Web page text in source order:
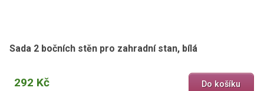
Sada 2 bočních stěn pro zahradní stan, bílá
292 Kč Do košíku